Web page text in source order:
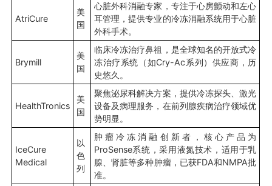
AtriCure
美
国
心脏外科消融专家，专注于心房颤动和左心
耳管理，提供专业的冷冻消融系统用于心脏
外科手术。
Brymill
美
国
临床冷冻治疗鼻祖，是全球知名的开放式冷
冻治疗系统（如Cry-Ac系列）供应商，历
史悠久。
HealthTronics
美
国
聚焦泌尿科解决方案，提供冷冻探头、激光
设备及病理服务，在前列腺疾病治疗领域优
势明显。
IceCure
Medical
以
色
列
肿瘤冷冻消融创新者，核心产品为
ProSense系统，采用液氮技术，适用于乳
腺、肾脏等多种肿瘤，已获FDA和NMPA批
准。